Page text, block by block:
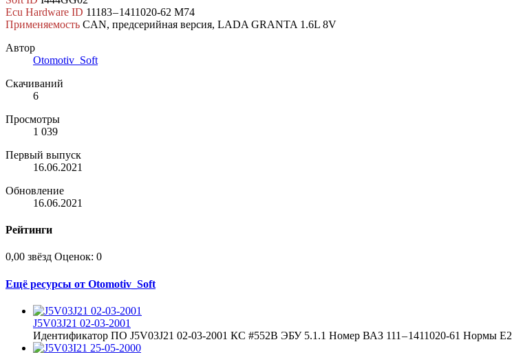
Ecu Hardware ID 11183 – 1411020-62 M74
Применяемость CAN, предсерийная версия, LADA GRANTA 1.6L 8V
Автор
Otomotiv_Soft
Скачиваний
6
Просмотры
1 039
Первый выпуск
16.06.2021
Обновление
16.06.2021
Рейтинги
0,00 звёзд Оценок: 0
Ещё ресурсы от Otomotiv_Soft
J5V03J21 02-03-2001
Идентификатор ПО J5V03J21 02-03-2001 КС #552B ЭБУ 5.1.1 Номер ВАЗ 111 – 1411020-61 Нормы Е2